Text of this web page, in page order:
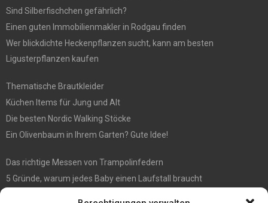
Sind Silberfischchen gefährlich?
Einen guten Immobilienmakler in Rodgau finden
Wer blickdichte Heckenpflanzen sucht, kann am besten
Ligusterpflanzen kaufen
Thematische Brautkleider
Küchen Items für Jung und Alt
Die besten Nordic Walking Stöcke
Ein Olivenbaum in Ihrem Garten? Gute Idee!
Das richtige Messen von Trampolinfedern
5 Gründe, warum jedes Baby einen Laufstall braucht